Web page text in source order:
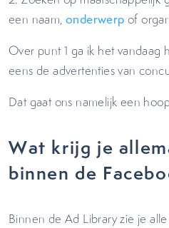
een naam,onderwerp of
Over punt 1 ga ik het vandaag
eens de advertenties van
Dat gaat ons namelijk een
Wat krijg je
binnen de
Binnen de Ad Library zie je